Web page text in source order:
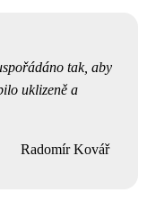
tak, aby
uklizeně a
Radomír Kovář